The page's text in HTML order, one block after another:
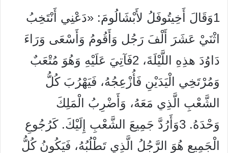
1وَقَالَ أَخِيتُوفَلُ لأَبْشَالُومَ: «دَعْنِي أَنْتَخِبُ
اثْنَيْ عَشَرَ أَلْفَ رَجُل وَأَقُومُ وَأَسْعَى وَرَاءَ
دَاوُدَ هذِهِ اللَّيْلَةَ، 2فَآتِيَ عَلَيْهِ وَهُوَ مُتْعَبٌ
وَمُرْتَخِي الْيَدَيْنِ فَأُزْعِجُهُ، فَيَهْرُبَ كُلُّ
الشَّعْبِ الَّذِي مَعَهُ، وَأَضْرِبُ الْمَلِكَ
وَحْدَهُ. 3وَأَرُدَّ جَمِيعَ الشَّعْبِ إِلَيْكَ. كَرُجُوعِ
الْجَمِيعِ هُوَ الرَّجُلُ الَّذِي تَطْلُبُهُ، فَيَكُونُ كُلُّ